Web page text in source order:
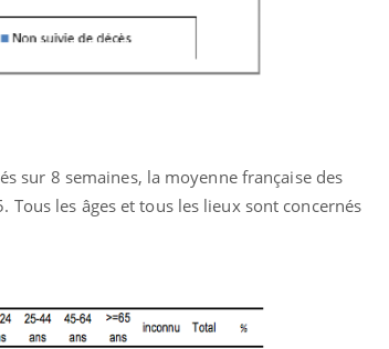
sur 8 semaines, la moyenne française des
les âges et tous les lieux sont concernés
les
soignants.